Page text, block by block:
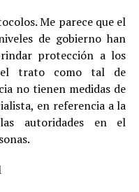
Me parece que el
de gobierno han
protección a los
el trato como tal de
no tienen medidas de
en referencia a la
autoridades en el